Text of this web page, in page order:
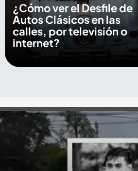
¿Cómo ver el Desfile de
Autos Clásicos en las
calles, por televisión o
internet?